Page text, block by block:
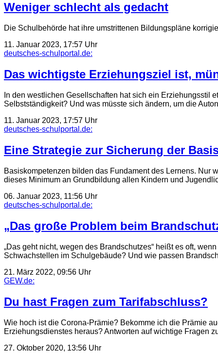
Weniger schlecht als gedacht
Die Schulbehörde hat ihre umstrittenen Bildungspläne
11. Januar 2023, 17:57 Uhr
deutsches-schulportal.de:
Das wichtigste Erziehungsziel ist,
In den westlichen Gesellschaften hat sich ein Erziehungs­stil
Selbst­ständigkeit? Und was müsste sich ändern, um die
11. Januar 2023, 17:57 Uhr
deutsches-schulportal.de:
Eine Strategie zur Sicherung der
Basiskompetenzen bilden das Fundament des Lernens. Nur
dieses Minimum an Grundbildung allen Kindern und
06. Januar 2023, 11:56 Uhr
deutsches-schulportal.de:
„Das große Problem beim
„Das geht nicht, wegen des Brandschutzes“ heißt es oft,
Schwachstellen im Schulgebäude? Und wie passen
21. März 2022, 09:56 Uhr
GEW.de:
Du hast Fragen zum Tarifabschluss?
Wie hoch ist die Corona-Prämie? Bekomme ich die Prämie
Erziehungsdienstes heraus? Antworten auf wichtige Fragen
27. Oktober 2020, 13:56 Uhr